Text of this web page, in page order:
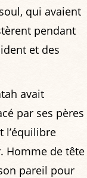
qui avaient
pendant
et des
avait
par ses pères
l’équilibre
Homme de tête
pareil pour